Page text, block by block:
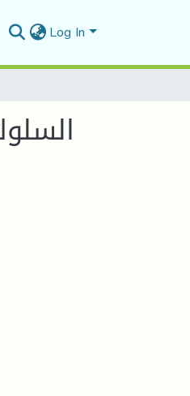
Log In